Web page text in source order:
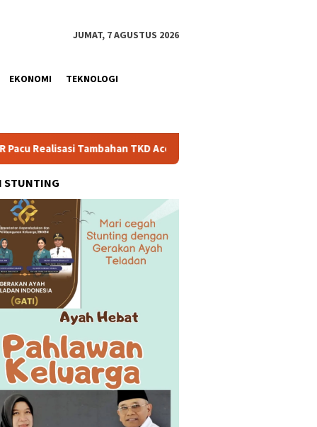
JUMAT, 7 AGUSTUS 2026
EKONOMI TEKNOLOGI
Tambahan TKD Aceh Rp1,65 Triliun, Pastikan Transparan dan
STUNTING